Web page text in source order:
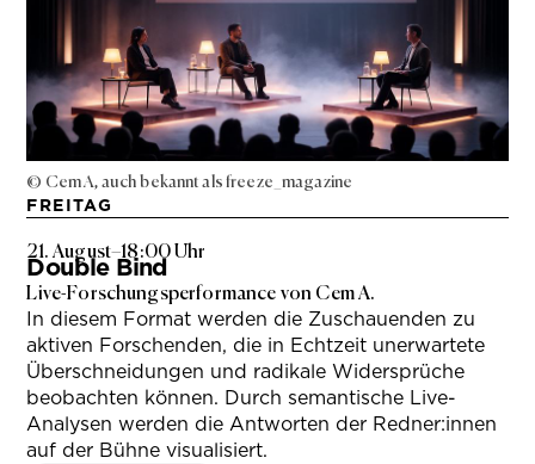
© Cem A, auch bekannt als freeze_magazine
FREITAG
21. August–18:00 Uhr
Double Bind
Live-Forschungsperformance von Cem A.
In diesem Format werden die Zuschauenden zu
aktiven Forschenden, die in Echtzeit unerwartete
Überschneidungen und radikale Widersprüche
beobachten können. Durch semantische Live-
Analysen werden die Antworten der Redner:innen
auf der Bühne visualisiert.